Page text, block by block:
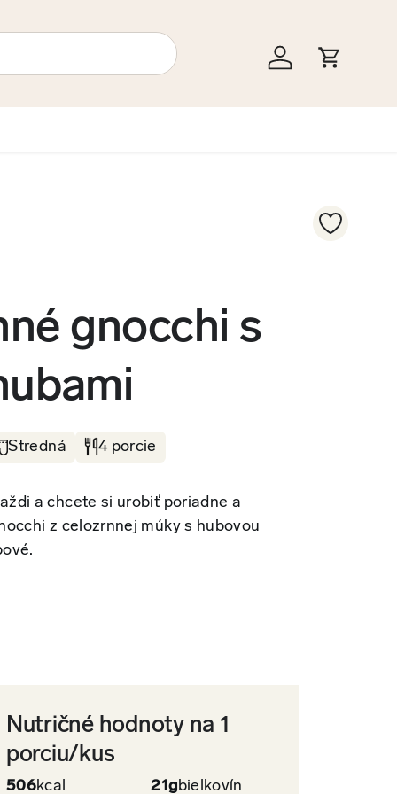
Prihlásiť sa
Košík
gnocchi s
Stredná 4 porcie
a chcete si urobiť poriadne a
z celozrnnej múky s hubovou
Nutričné hodnoty na 1
porciu/kus
506kcal 21gbielkovín